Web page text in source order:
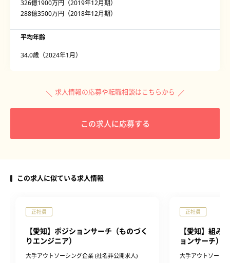
326億1900万円（2019年12月期）
288億3500万円（2018年12月期）
平均年齢
34.0歳（2024年1月）
求人情報の応募や転職相談はこちらから
この求人に応募する
この求人に似ている求人情報
正社員
【愛知】ポジションサーチ（ものづく
りエンジニア）
大手アウトソーシング企業 (社名非公開求人)
正社員
【愛知】組み
ョンサーチ）
大手アウトソーシ